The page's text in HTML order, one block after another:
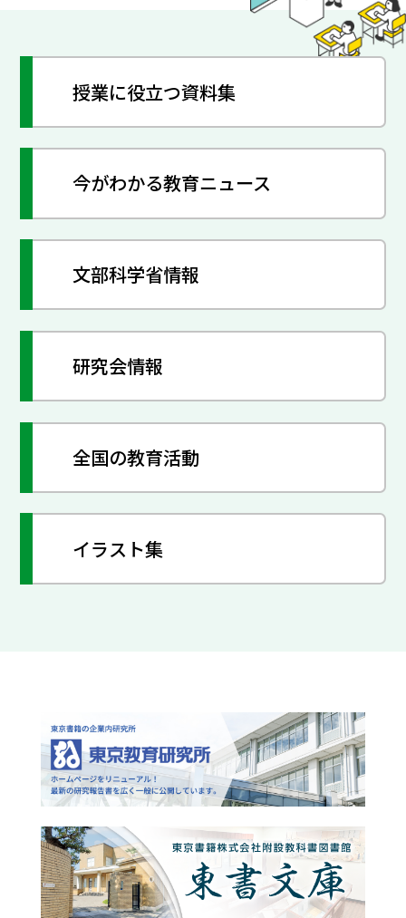
授業に役立つ資料集
今がわかる教育ニュース
文部科学省情報
研究会情報
全国の教育活動
イラスト集